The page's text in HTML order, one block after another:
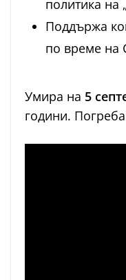
политика на
Поддържа
по време на
Умира на 5
години.